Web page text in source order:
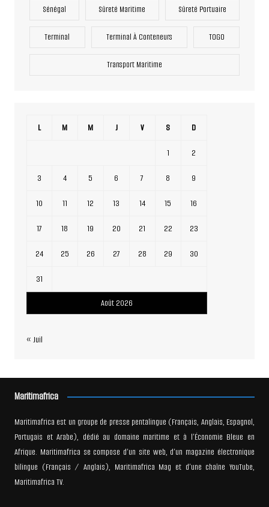
Sénégal Sûreté Maritime Sûreté Portuaire
Terminal Terminal À Conteneurs TOGO
Transport Maritime
Août 2026
L M M J V S D
1 2
3 4 5 6 7 8 9
10 11 12 13 14 15 16
17 18 19 20 21 22 23
24 25 26 27 28 29 30
31
« Juil
Maritimafrica
Maritimafrica est un groupe de presse pentalingue (Français, Anglais, Espagnol,
Portugais et Arabe), dédié au domaine maritime et à l’Économie Bleue en
Afrique. Maritimafrica se compose d’un site web, d’un magazine électronique
bilingue (Français / Anglais), Maritimafrica Mag et d’une chaîne YouTube,
Maritimafrica TV.